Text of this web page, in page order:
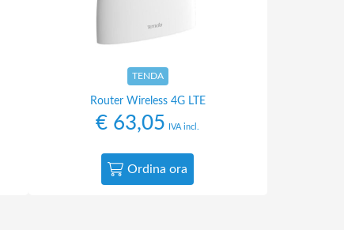
TENDA
Router Wireless 4G LTE
€ 63,05 IVA incl.
Ordina ora